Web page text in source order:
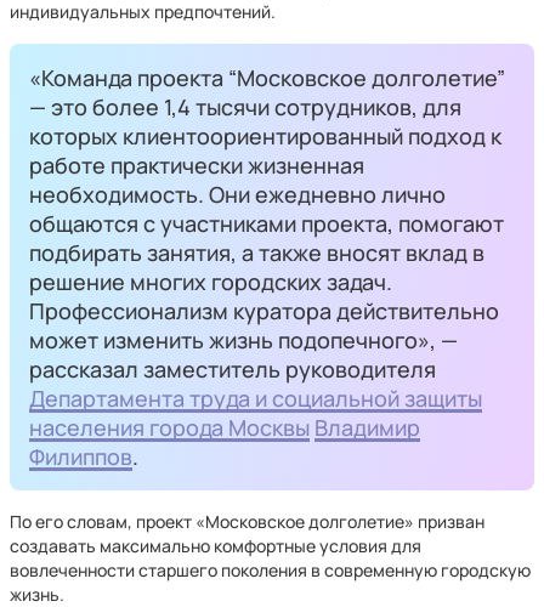
индивидуальных предпочтений.
«Команда проекта “Московское долголетие”
— это более 1,4 тысячи сотрудников, для
которых клиентоориентированный подход к
работе практически жизненная
необходимость. Они ежедневно лично
общаются с участниками проекта, помогают
подбирать занятия, а также вносят вклад в
решение многих городских задач.
Профессионализм куратора действительно
может изменить жизнь подопечного», —
рассказал заместитель руководителя
Департамента труда и социальной защиты
населения города Москвы Владимир
Филиппов.
По его словам, проект «Московское долголетие» призван
создавать максимально комфортные условия для
вовлеченности старшего поколения в современную городскую
жизнь.